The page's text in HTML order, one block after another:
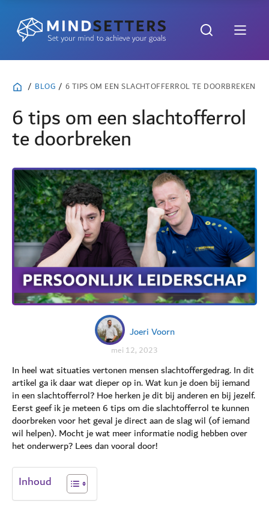
/ BLOG / 6 TIPS OM EEN SLACHTOFFERROL TE DOORBREKEN
6 tips om een slachtofferrol
te doorbreken
Joeri Voorn
mei 12, 2023
In heel wat situaties vertonen mensen slachtoffergedrag. In dit
artikel ga ik daar wat dieper op in. Wat kun je doen bij iemand
in een slachtofferrol? Hoe herken je dit bij anderen en bij jezelf.
Eerst geef ik je meteen 6 tips om die slachtofferrol te kunnen
doorbreken voor het geval je direct aan de slag wil (of iemand
wil helpen). Mocht je wat meer informatie nodig hebben over
het onderwerp? Lees dan vooral door!
Inhoud